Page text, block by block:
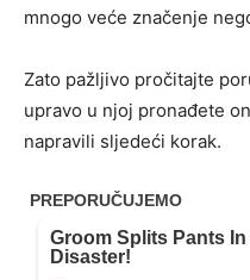
mnogo veće značenje
Zato pažljivo pročitajte
upravo u njoj pronađete
napravili sljedeći korak.